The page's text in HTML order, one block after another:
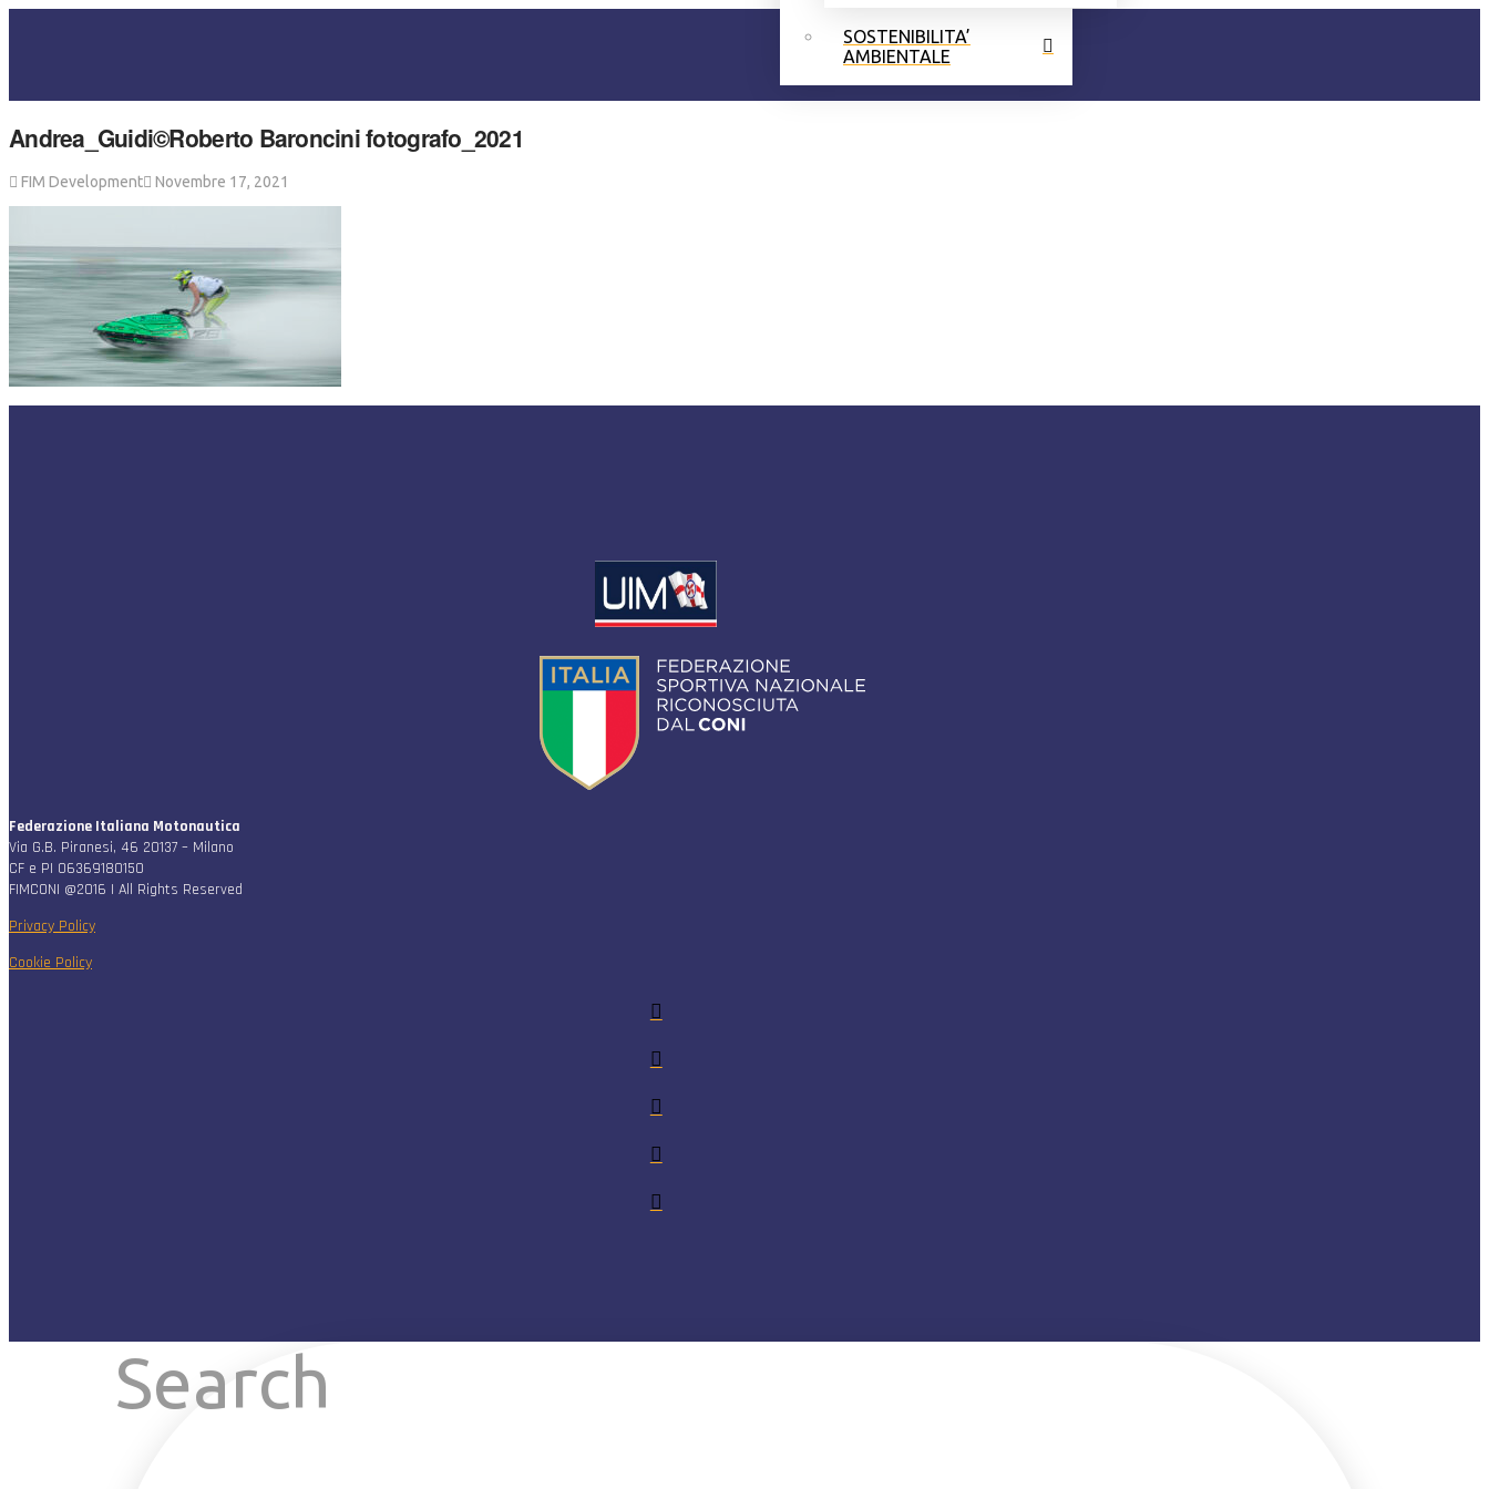
SOSTENIBILITA’
AMBIENTALE
Andrea_Guidi©Roberto Baroncini fotografo_2021
FIM Development Novembre 17, 2021
Federazione Italiana Motonautica
Via G.B. Piranesi, 46 20137 – Milano
CF e PI 06369180150
FIMCONI @2016 | All Rights Reserved
Privacy Policy
Cookie Policy
Search